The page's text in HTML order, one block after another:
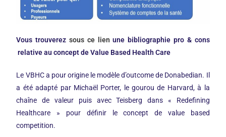
Vous trouverezsous ce lien une bibliographie pro & cons
relative au concept de Value Based Health Care
Le VBHC a pour origine le modèle d’outcome de Donabedian. Il
a été adapté par Michaël Porter, le gourou de Harvard, à la
chaîne de valeur puis avec Teisberg dans « Redefining
Healthcare » pour définir le concept de value based
competition.